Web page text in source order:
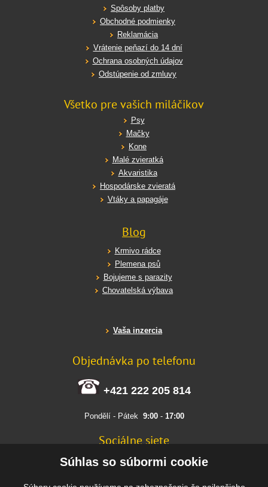
Spôsoby platby
Obchodné podmienky
Reklamácia
Vrátenie peňazí do 14 dní
Ochrana osobných údajov
Odstúpenie od zmluvy
Všetko pre vašich miláčikov
Psy
Mačky
Kone
Malé zvieratká
Akvaristika
Hospodárske zvieratá
Vtáky a papagáje
Blog
Krmivo rádce
Plemena psů
Bojujeme s parazity
Chovatelská výbava
Vaša inzercia
Objednávka po telefonu
+421 222 205 814
Pondělí - Pátek 9:00- 17:00
Sociálne siete
FACEBOOK
Súhlas so súbormi cookie